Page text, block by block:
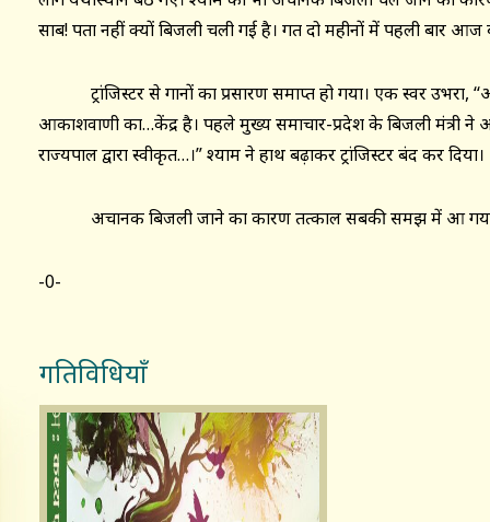
साब! पता नहीं क्यों बिजली चली गई है। गत दो महीनों में पहली बार आज
ट्रांजिस्टर से गानों का प्रसारण समाप्त हो गया। एक स्वर उभरा,
आकाशवाणी का…केंद्र है। पहले मुख्य समाचार-प्रदेश के बिजली मंत्री ने
राज्यपाल द्वारा स्वीकृत…।” श्याम ने हाथ बढ़ाकर ट्रांजिस्टर बंद कर दिया।
अचानक बिजली जाने का कारण तत्काल सबकी समझ में आ
-0-
गतिविधियाँ